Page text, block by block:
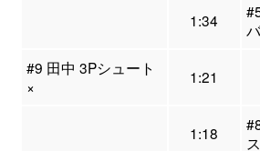
1:34
#9 田中 3Pシュート
×
1:21
1:18